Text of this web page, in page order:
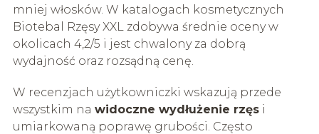
mniej włosków. W katalogach kosmetycznych
Biotebal Rzęsy XXL zdobywa średnie oceny w
okolicach 4,2/5 i jest chwalony za dobrą
wydajność oraz rozsądną cenę.
W recenzjach użytkowniczki wskazują przede
wszystkim na widoczne wydłużenie rzęsi
umiarkowaną poprawę grubości. Często